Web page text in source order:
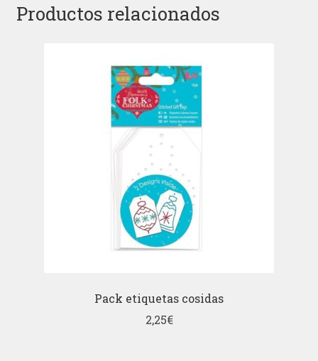
Productos relacionados
Pack etiquetas cosidas
2,25€